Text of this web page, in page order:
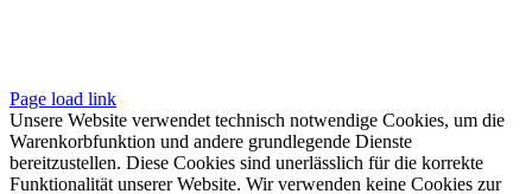
Page load link
Unsere Website verwendet technisch notwendige Cookies, um die
Warenkorbfunktion und andere grundlegende Dienste
bereitzustellen. Diese Cookies sind unerlässlich für die korrekte
Funktionalität unserer Website. Wir verwenden keine Cookies zur